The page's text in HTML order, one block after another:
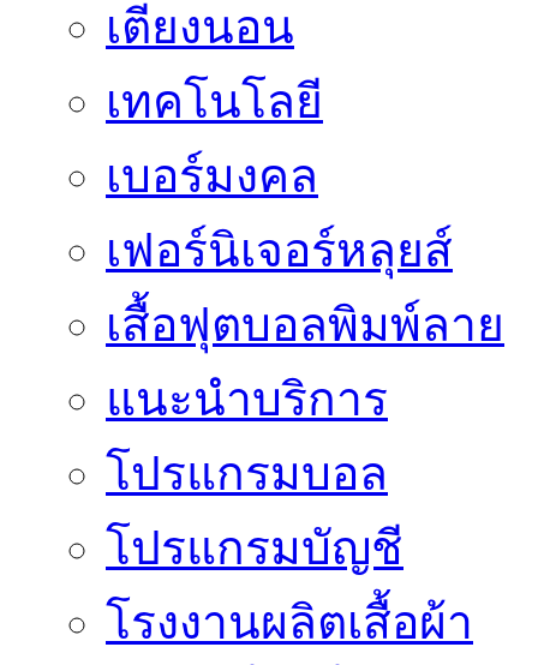
เตียงนอน
เทคโนโลยี
เบอร์มงคล
เฟอร์นิเจอร์หลุยส์
เสื้อฟุตบอลพิมพ์ลาย
แนะนำบริการ
โปรแกรมบอล
โปรแกรมบัญชี
โรงงานผลิตเสื้อผ้า